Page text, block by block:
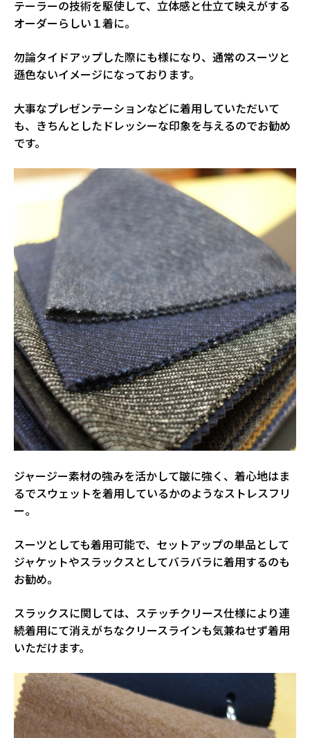
テーラーの技術を駆使して、立体感と仕立て映えがする
オーダーらしい１着に。
勿論タイドアップした際にも様になり、通常のスーツと
遜色ないイメージになっております。
大事なプレゼンテーションなどに着用していただいて
も、きちんとしたドレッシーな印象を与えるのでお勧め
です。
ジャージー素材の強みを活かして皺に強く、着心地はま
るでスウェットを着用しているかのようなストレスフリ
ー。
スーツとしても着用可能で、セットアップの単品として
ジャケットやスラックスとしてバラバラに着用するのも
お勧め。
スラックスに関しては、ステッチクリース仕様により連
続着用にて消えがちなクリースラインも気兼ねせず着用
いただけます。